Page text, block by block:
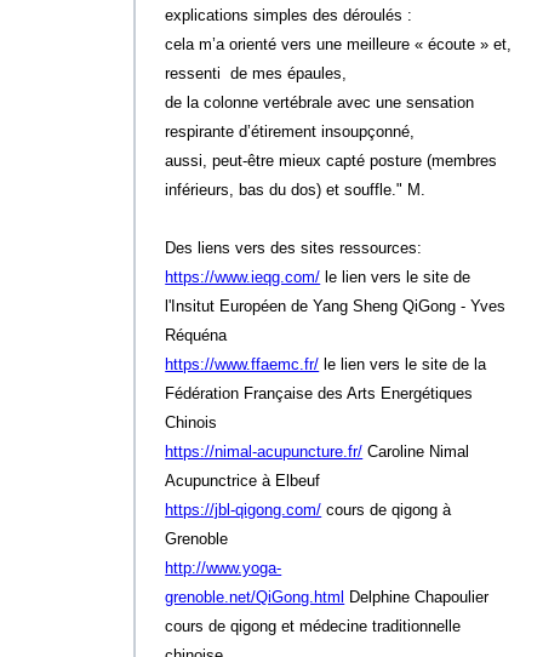
explications simples des déroulés :
cela m’a orienté vers une meilleure « écoute » et,
ressenti de mes épaules,
de la colonne vertébrale avec une sensation
respirante d’étirement insoupçonné,
aussi, peut-être mieux capté posture (membres
inférieurs, bas du dos) et souffle." M.
Des liens vers des sites ressources:
https://www.ieqg.com/ le lien vers le site de
l'Insitut Européen de Yang Sheng QiGong - Yves
Réquéna
https://www.ffaemc.fr/ le lien vers le site de la
Fédération Française des Arts Energétiques
Chinois
https://nimal-acupuncture.fr/ Caroline Nimal
Acupunctrice à Elbeuf
https://jbl-qigong.com/ cours de qigong à
Grenoble
http://www.yoga-
grenoble.net/QiGong.html
Delphine Chapoulier
cours de qigong et médecine traditionnelle